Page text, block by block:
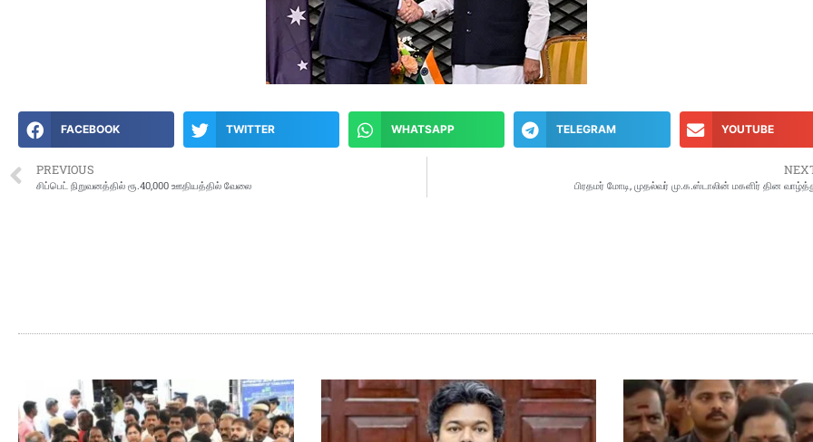
FACEBOOK TWITTER WHATSAPP TELEGRAM YOUTUBE
PREVIOUS
சிப்பெட் நிறுவனத்தில் ரூ.40,000 ஊதியத்தில் வேலை பிரதமர் மோடி, முதல்வர் மு.க.ஸ்டாலின் மகளிர் தின